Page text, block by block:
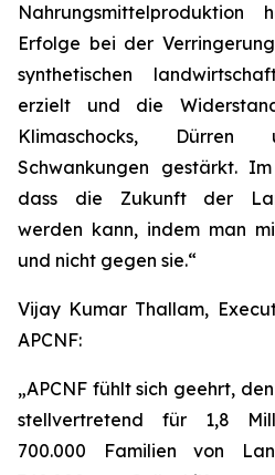
Nahrungsmittelproduktion
Erfolge bei der
synthetischen
erzielt und die
Klimaschocks, Dürren
Schwankungen gestärkt.
dass die Zukunft der
werden kann, indem man
und nicht gegen sie.“
Vijay Kumar Thallam,
APCNF:
„APCNF fühlt sich geehrt,
stellvertretend für 1,8
700.000 Familien von